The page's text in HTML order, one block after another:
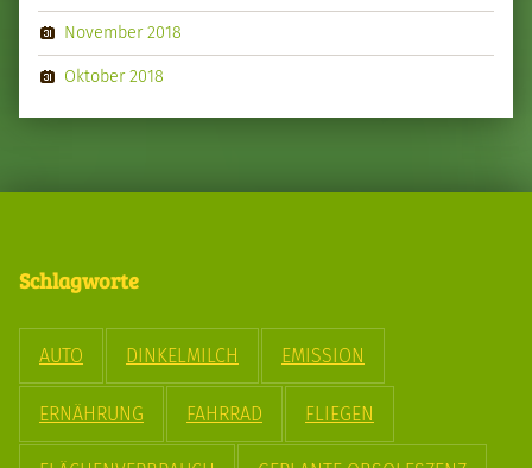
November 2018
Oktober 2018
Schlagworte
AUTO DINKELMILCH EMISSION
ERNÄHRUNG FAHRRAD FLIEGEN